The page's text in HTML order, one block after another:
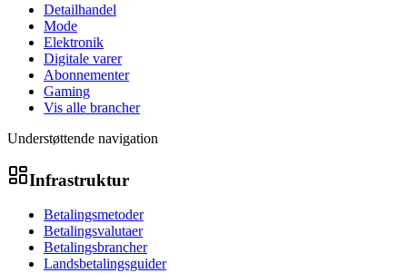
Detailhandel
Mode
Elektronik
Digitale varer
Abonnementer
Gaming
Vis alle brancher
Understøttende navigation
Infrastruktur
Betalingsmetoder
Betalingsvalutaer
Betalingsbrancher
Landsbetalingsguider